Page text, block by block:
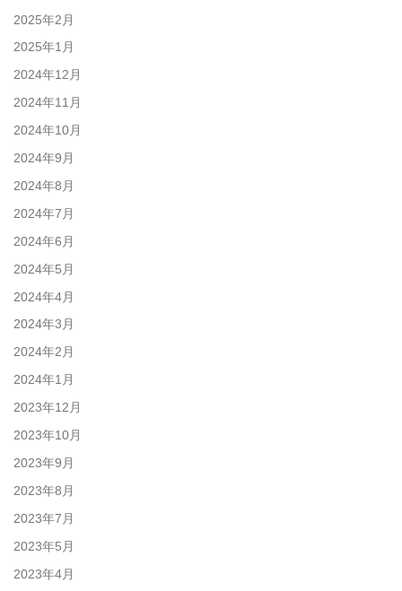
2025年2月
2025年1月
2024年12月
2024年11月
2024年10月
2024年9月
2024年8月
2024年7月
2024年6月
2024年5月
2024年4月
2024年3月
2024年2月
2024年1月
2023年12月
2023年10月
2023年9月
2023年8月
2023年7月
2023年5月
2023年4月